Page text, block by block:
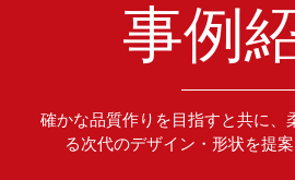
事例
確かな品質作りを目指すと共に、
る次代のデザイン・形状を提案